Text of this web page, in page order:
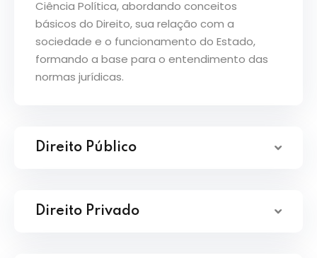
Ciência Política, abordando conceitos
básicos do Direito, sua relação com a
sociedade e o funcionamento do Estado,
formando a base para o entendimento das
normas jurídicas.
Direito Público
Direito Privado